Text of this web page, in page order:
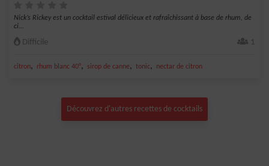
Nick’s Rickey est un cocktail estival délicieux et rafraîchissant à base de rhum, de
ci...
Difficile 1
citron, rhum blanc 40°, sirop de canne, tonic, nectar de citron
Découvrez d'autres recettes de cocktails